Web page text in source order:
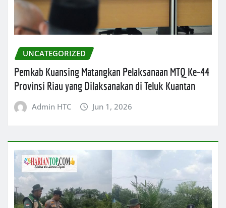
UNCATEGORIZED
Pemkab Kuansing Matangkan Pelaksanaan MTQ Ke-44
Provinsi Riau yang Dilaksanakan di Teluk Kuantan
Admin HTC Jun 1, 2026